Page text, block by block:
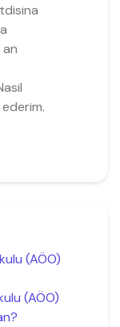
(AÖO)
(AÖO)